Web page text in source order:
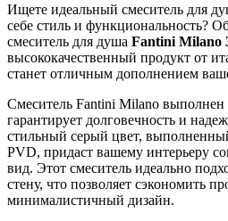
Ищете идеальный смеситель для
себе стиль и функциональность?
смеситель для душа Fantini Milano
высококачественный продукт от
станет отличным дополнением
Смеситель Fantini Milano выполнен
гарантирует долговечность и
стильный серый цвет,
PVD, придаст вашему интерьеру
вид. Этот смеситель идеально
стену, что позволяет сэкономить
минималистичный дизайн.